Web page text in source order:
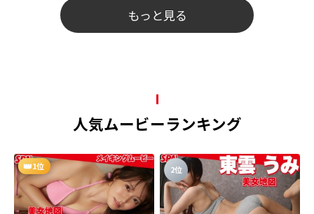
もっと見る
人気ムービーランキング
1位 2位